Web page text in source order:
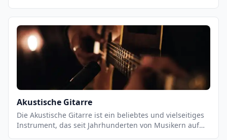
Instrument, das sowohl für Einzel- als auch für
Gruppenauftritte geeignet ist. Es ist ein wichtiger
Bestandteil vieler Musikstile, von Jazz und Blues bis hin
zu Pop und Rock. Es ist ein Instrument, das eine starke
Präsenz in einer Band hat und eine wichtige Rolle bei
der Unterstützung des Rhythmus und der Melodie
Akustische Gitarre
Die Akustische Gitarre ist ein beliebtes und vielseitiges
Instrument, das seit Jahrhunderten von Musikern auf